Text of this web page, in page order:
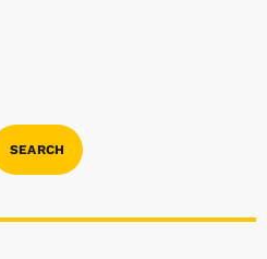
SEARCH